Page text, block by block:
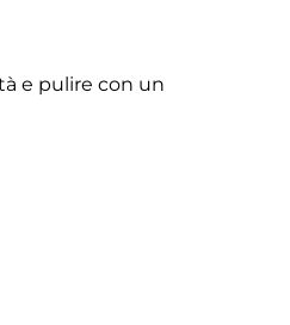
e pulire con un